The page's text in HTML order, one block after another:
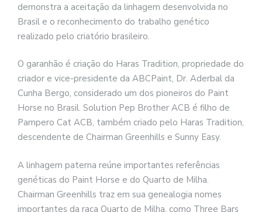
demonstra a aceitação da linhagem desenvolvida no
Brasil e o reconhecimento do trabalho genético
realizado pelo criatório brasileiro.
O garanhão é criação do Haras Tradition, propriedade do
criador e vice-presidente da ABCPaint, Dr. Aderbal da
Cunha Bergo, considerado um dos pioneiros do Paint
Horse no Brasil. Solution Pep Brother ACB é filho de
Pampero Cat ACB, também criado pelo Haras Tradition,
descendente de Chairman Greenhills e Sunny Easy.
A linhagem paterna reúne importantes referências
genéticas do Paint Horse e do Quarto de Milha.
Chairman Greenhills traz em sua genealogia nomes
importantes da raça Quarto de Milha, como Three Bars